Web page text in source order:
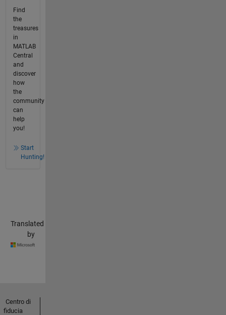
Find
the
treasures
in
MATLAB
Central
and
discover
how
the
community
can
help
you!
Start
Hunting!
Translated
by
Centro di
fiducia